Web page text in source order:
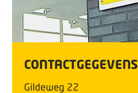
CONTACTGEGEVENS
Gildeweg 22